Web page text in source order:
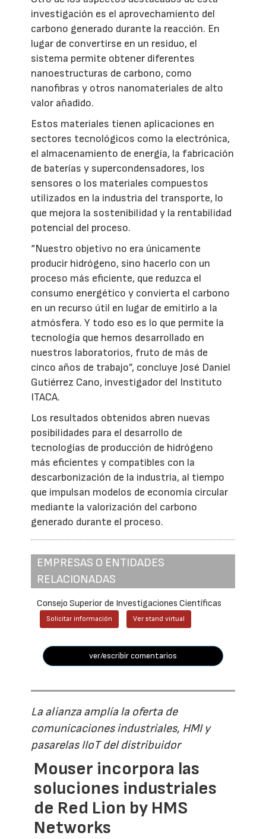
investigación es el aprovechamiento del
carbono generado durante la reacción. En
lugar de convertirse en un residuo, el
sistema permite obtener diferentes
nanoestructuras de carbono, como
nanofibras y otros nanomateriales de alto
valor añadido.
Estos materiales tienen aplicaciones en
sectores tecnológicos como la electrónica,
el almacenamiento de energía, la fabricación
de baterías y supercondensadores, los
sensores o los materiales compuestos
utilizados en la industria del transporte, lo
que mejora la sostenibilidad y la rentabilidad
potencial del proceso.
“Nuestro objetivo no era únicamente
producir hidrógeno, sino hacerlo con un
proceso más eficiente, que reduzca el
consumo energético y convierta el carbono
en un recurso útil en lugar de emitirlo a la
atmósfera. Y todo eso es lo que permite la
tecnología que hemos desarrollado en
nuestros laboratorios, fruto de más de
cinco años de trabajo”, concluye José Daniel
Gutiérrez Cano, investigador del Instituto
ITACA.
Los resultados obtenidos abren nuevas
posibilidades para el desarrollo de
tecnologías de producción de hidrógeno
más eficientes y compatibles con la
descarbonización de la industria, al tiempo
que impulsan modelos de economía circular
mediante la valorización del carbono
generado durante el proceso.
EMPRESAS O ENTIDADES
RELACIONADAS
Consejo Superior de Investigaciones Científicas
Solicitar información Ver stand virtual
ver/escribir comentarios
La alianza amplía la oferta de
comunicaciones industriales, HMI y
pasarelas IIoT del distribuidor
Mouser incorpora las
soluciones industriales
de Red Lion by HMS
Networks